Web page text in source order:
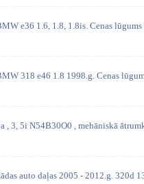
e36 1.6, 1.8, 1.8is. Cenas
318 e46 1.8 1998.g. Cenas
, 3, 5i N54B30O0 , mehāniskā
auto daļas 2005 - 2012.g. 320d